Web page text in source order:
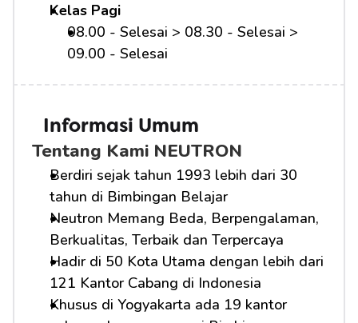
Kelas Pagi
08.00 - Selesai > 08.30 - Selesai >
09.00 - Selesai
Informasi Umum
Tentang Kami NEUTRON
Berdiri sejak tahun 1993 lebih dari 30
tahun di Bimbingan Belajar
Neutron Memang Beda, Berpengalaman,
Berkualitas, Terbaik dan Terpercaya
Hadir di 50 Kota Utama dengan lebih dari
121 Kantor Cabang di Indonesia
Khusus di Yogyakarta ada 19 kantor